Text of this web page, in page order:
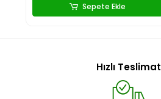
Sepete Ekle
Hızlı Teslimat